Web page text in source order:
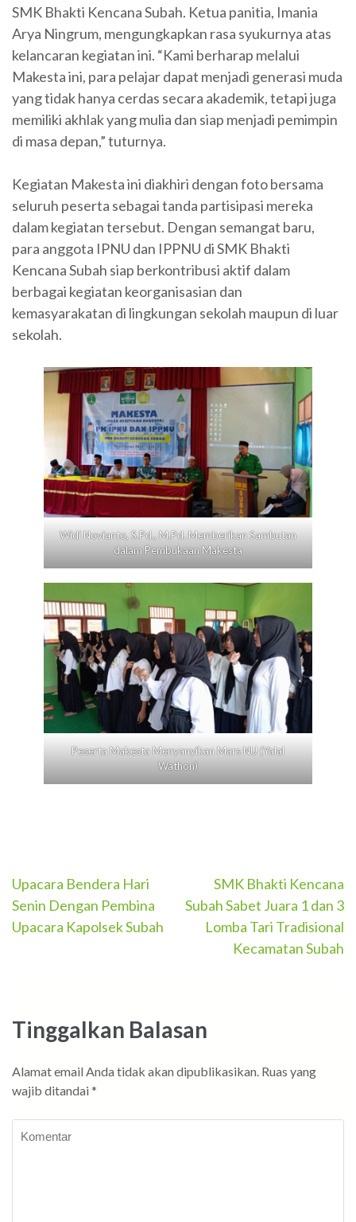
SMK Bhakti Kencana Subah. Ketua panitia, Imania
Arya Ningrum, mengungkapkan rasa syukurnya atas
kelancaran kegiatan ini. “Kami berharap melalui
Makesta ini, para pelajar dapat menjadi generasi muda
yang tidak hanya cerdas secara akademik, tetapi juga
memiliki akhlak yang mulia dan siap menjadi pemimpin
di masa depan,” tuturnya.
Kegiatan Makesta ini diakhiri dengan foto bersama
seluruh peserta sebagai tanda partisipasi mereka
dalam kegiatan tersebut. Dengan semangat baru,
para anggota IPNU dan IPPNU di SMK Bhakti
Kencana Subah siap berkontribusi aktif dalam
berbagai kegiatan keorganisasian dan
kemasyarakatan di lingkungan sekolah maupun di luar
sekolah.
Widi Novianto, S.Pd., M.Pd. Memberikan Sambutan
dalam Pembukaan Makesta
Peserta Makesta Menyanyikan Mars NU (Yalal
Wathon)
Navigasi
pos
Upacara Bendera Hari
Senin Dengan Pembina
Upacara Kapolsek Subah
SMK Bhakti Kencana
Subah Sabet Juara 1 dan 3
Lomba Tari Tradisional
Kecamatan Subah
Tinggalkan Balasan
Alamat email Anda tidak akan dipublikasikan. Ruas yang
wajib ditandai *